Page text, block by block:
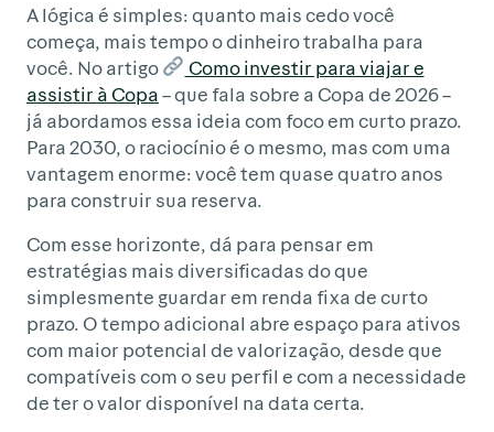
A lógica é simples: quanto mais cedo você
começa, mais tempo o dinheiro trabalha para
você. No artigo
Como investir para viajar e
assistir à Copa– que fala sobre a Copa de 2026 –
já abordamos essa ideia com foco em curto prazo.
Para 2030, o raciocínio é o mesmo, mas com uma
vantagem enorme: você tem quase quatro anos
para construir sua reserva.
Com esse horizonte, dá para pensar em
estratégias mais diversificadas do que
simplesmente guardar em renda fixa de curto
prazo. O tempo adicional abre espaço para ativos
com maior potencial de valorização, desde que
compatíveis com o seu perfil e com a necessidade
de ter o valor disponível na data certa.